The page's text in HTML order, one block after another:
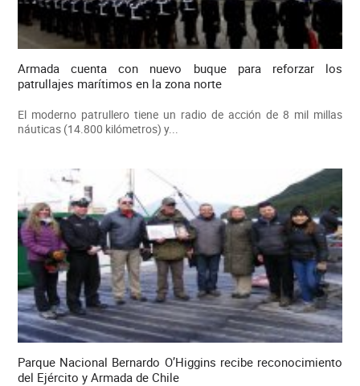
Armada cuenta con nuevo buque para reforzar los
patrullajes marítimos en la zona norte
El moderno patrullero tiene un radio de acción de 8 mil millas
náuticas (14.800 kilómetros) y...
Parque Nacional Bernardo O’Higgins recibe reconocimiento
del Ejército y Armada de Chile